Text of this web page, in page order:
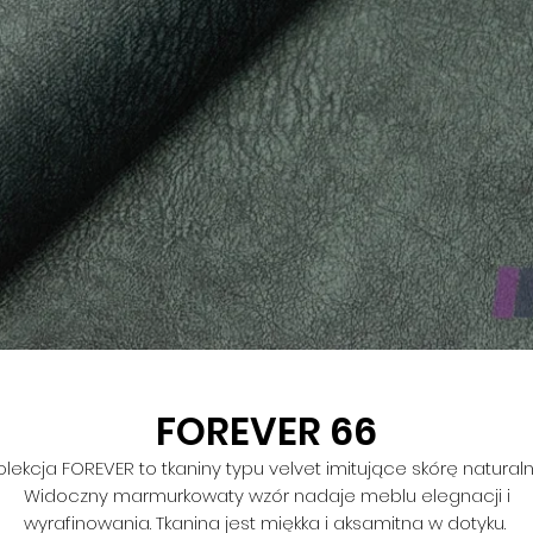
FOREVER 66
FOREVER to tkaniny typu velvet imitujące skórę
Widoczny marmurkowaty wzór nadaje meblu elegnacji i
wyrafinowania. Tkanina jest miękka i aksamitna w dotyku.